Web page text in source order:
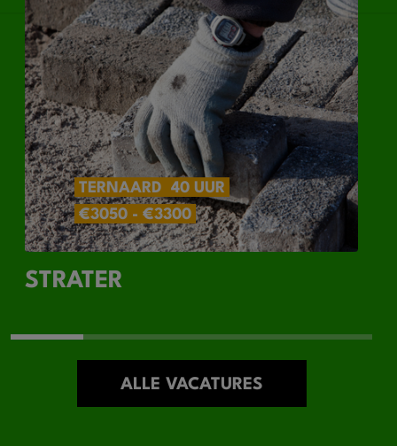
TERNAARD
40 UUR
€3050 - €3300
STRATER
ALLE VACATURES